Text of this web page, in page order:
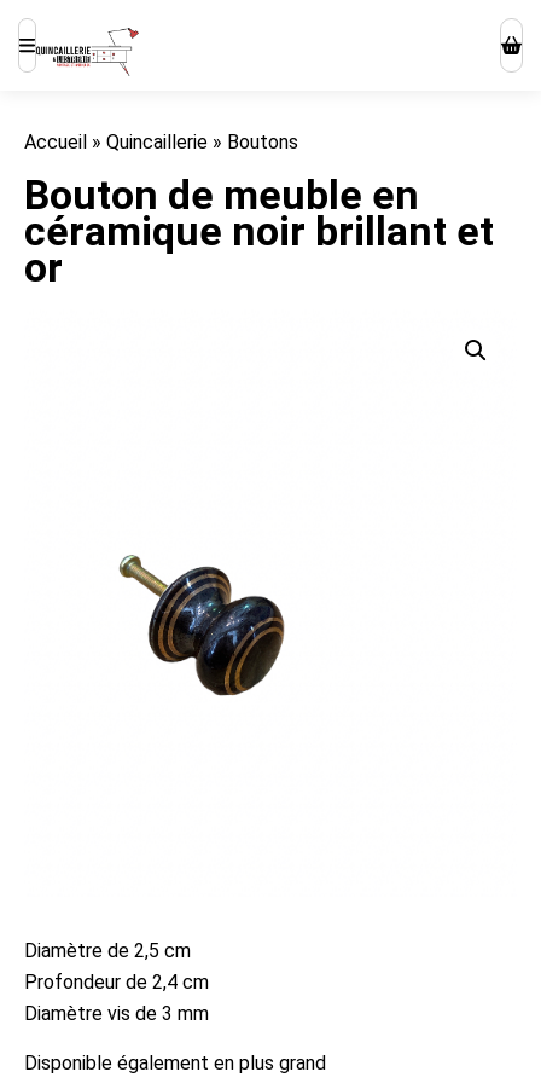
Accueil » Quincaillerie » Boutons
Bouton de meuble en
céramique noir brillant et
or
Diamètre de 2,5 cm
Profondeur de 2,4 cm
Diamètre vis de 3 mm
Disponible également en plus grand